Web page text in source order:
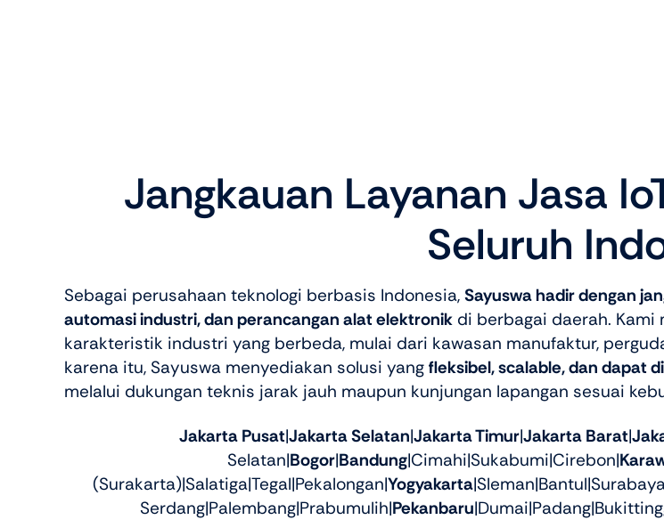
Jangkauan Layanan Jasa
Seluruh
Sebagai perusahaan teknologi berbasis Indonesia, Sayuswa hadir dengan
automasi industri, dan perancangan alat elektronikdi berbagai daerah. Kami
karakteristik industri yang berbeda, mulai dari kawasan manufaktur,
karena itu, Sayuswa menyediakan solusi yang fleksibel, scalable, dan dapat
melalui dukungan teknis jarak jauh maupun kunjungan lapangan sesuai
Jakarta Pusat|Jakarta Selatan|Jakarta Timur|Jakarta Barat|
Selatan|Bogor|Bandung|Cimahi|Sukabumi|Cirebon|
(Surakarta)|Salatiga|Tegal|Pekalongan|Yogyakarta
Serdang|Palembang|Prabumulih|Pekanbaru